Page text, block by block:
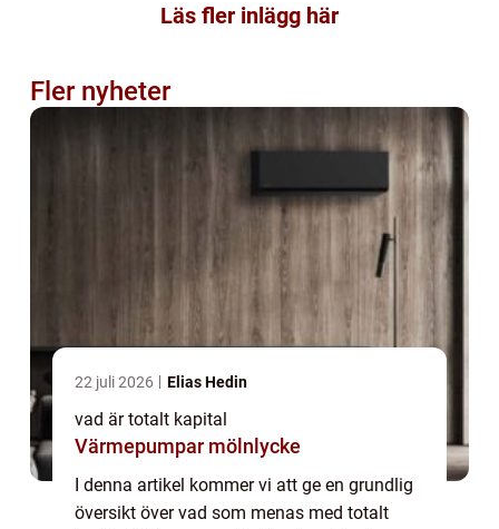
Läs fler inlägg här
Fler nyheter
22 juli 2026 Elias Hedin
vad är totalt kapital
Värmepumpar mölnlycke
I denna artikel kommer vi att ge en grundlig
översikt över vad som menas med totalt